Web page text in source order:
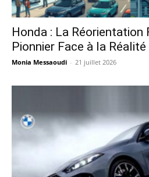
Honda : La Réorientation
Pionnier Face à la
Monia Messaoudi - 21 juillet 2026